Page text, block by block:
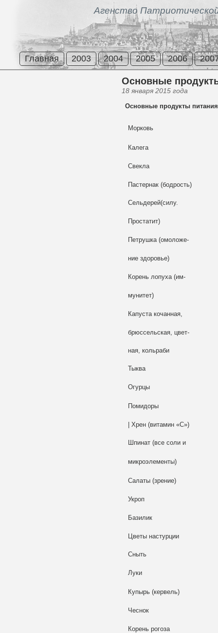
Агенство
Главная 2003 2004 2005 2006
Основные
18 января 2015 года
Основные продукты питания
Морковь
Калега
Свекла
Пастернак (бодрость)
Сельдерей(силу.
Простатит)
Петрушка (омоложе-
ние здоровье)
Корень лопуха (им-
мунитет)
Капуста кочанная,
брюссельская, цвет-
ная, кольраби
Тыква
Огурцы
Помидоры
| Хрен (витамин «С»)
Шпинат (все соли и
микроэлементы)
Салаты (зрение)
Укроп
Базилик
Цветы настурции
Сныть
Луки
Купырь (кервель)
Чеснок
Корень рогоза